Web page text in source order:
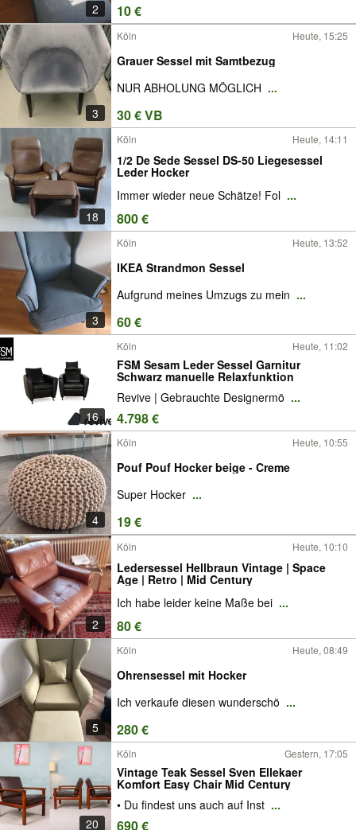
2 10 €
3
Köln Heute, 15:25
Grauer Sessel mit Samtbezug
NUR ABHOLUNG MÖGLICH ...
30 € VB
18
Köln Heute, 14:11
1/2 De Sede Sessel DS-50 Liegesessel
Leder Hocker
Immer wieder neue Schätze! Fol ...
800 €
3
Köln Heute, 13:52
IKEA Strandmon Sessel
Aufgrund meines Umzugs zu mein ...
60 €
16
Köln Heute, 11:02
FSM Sesam Leder Sessel Garnitur
Schwarz manuelle Relaxfunktion
Revive | Gebrauchte Designermö ...
4.798 €
4
Köln Heute, 10:55
Pouf Pouf Hocker beige - Creme
Super Hocker ...
19 €
2
Köln Heute, 10:10
Ledersessel Hellbraun Vintage | Space
Age | Retro | Mid Century
Ich habe leider keine Maße bei ...
80 €
5
Köln Heute, 08:49
Ohrensessel mit Hocker
Ich verkaufe diesen wunderschö ...
280 €
20
Köln Gestern, 17:05
Vintage Teak Sessel Sven Ellekaer
Komfort Easy Chair Mid Century
• Du findest uns auch auf Inst ...
690 €